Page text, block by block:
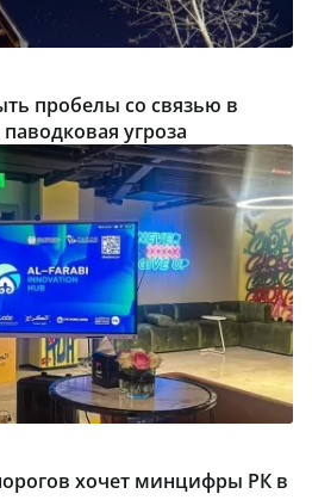
пробелы со связью в
угроза
хочет минцифры РК в